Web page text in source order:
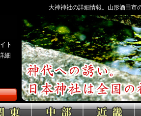
大神神社の詳細情報。山形酒田市
ト
細